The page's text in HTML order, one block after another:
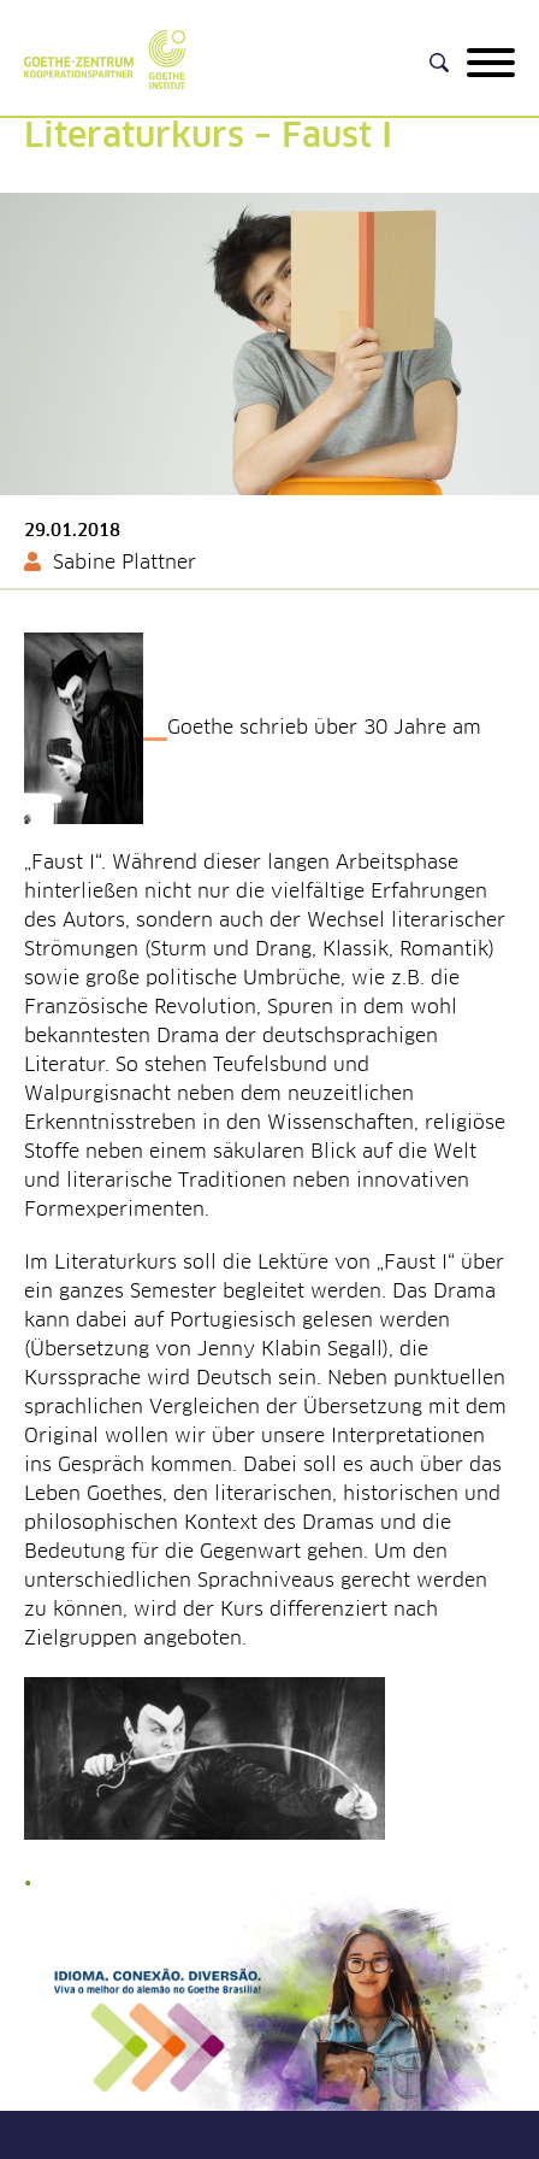
Literaturkurs – Faust I
29.01.2018
Sabine Plattner
Goethe schrieb über 30 Jahre am
„Faust I“. Während dieser langen Arbeitsphase
hinterließen nicht nur die vielfältige Erfahrungen
des Autors, sondern auch der Wechsel literarischer
Strömungen (Sturm und Drang, Klassik, Romantik)
sowie große politische Umbrüche, wie z.B. die
Französische Revolution, Spuren in dem wohl
bekanntesten Drama der deutschsprachigen
Literatur. So stehen Teufelsbund und
Walpurgisnacht neben dem neuzeitlichen
Erkenntnisstreben in den Wissenschaften, religiöse
Stoffe neben einem säkularen Blick auf die Welt
und literarische Traditionen neben innovativen
Formexperimenten.
Im Literaturkurs soll die Lektüre von „Faust I“ über
ein ganzes Semester begleitet werden. Das Drama
kann dabei auf Portugiesisch gelesen werden
(Übersetzung von Jenny Klabin Segall), die
Kurssprache wird Deutsch sein. Neben punktuellen
sprachlichen Vergleichen der Übersetzung mit dem
Original wollen wir über unsere Interpretationen
ins Gespräch kommen. Dabei soll es auch über das
Leben Goethes, den literarischen, historischen und
philosophischen Kontext des Dramas und die
Bedeutung für die Gegenwart gehen. Um den
unterschiedlichen Sprachniveaus gerecht werden
zu können, wird der Kurs differenziert nach
Zielgruppen angeboten.